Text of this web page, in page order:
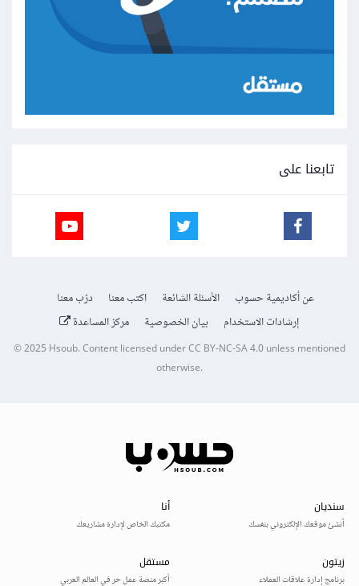
تابعنا على
عن أكاديمية حسوب الأسئلة الشائعة اكتب معنا
درّب معنا
إرشادات الاستخدام
بيان الخصوصية مركز المساعدة
© 2025Hsoub.Content licensed underCC BY-NC-SA 4.0unless mentioned
otherwise.